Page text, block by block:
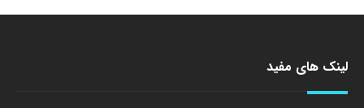
لینک های مفید